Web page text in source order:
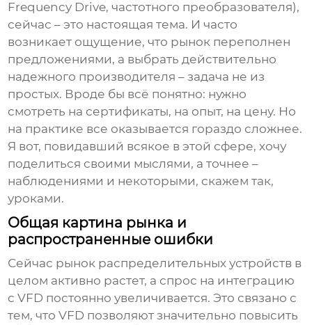
Frequency Drive, частотного преобразователя),
сейчас – это настоящая тема. И часто
возникает ощущение, что рынок переполнен
предложениями, а выбрать действительно
надежного производителя – задача не из
простых. Вроде бы всё понятно: нужно
смотреть на сертификаты, на опыт, на цену. Но
на практике все оказывается гораздо сложнее.
Я вот, повидавший всякое в этой сфере, хочу
поделиться своими мыслями, а точнее –
наблюдениями и некоторыми, скажем так,
уроками.
Общая картина рынка и
распространенные ошибки
Сейчас рынок распределительных устройств в
целом активно растет, а спрос на интеграцию
с VFD постоянно увеличивается. Это связано с
тем, что VFD позволяют значительно повысить